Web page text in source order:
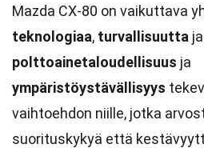
Mazda CX-80 on vaikuttava
teknologiaa, turvallisuutta ja
polttoainetaloudellisuus ja
ympäristöystävällisyys
vaihtoehdon niille, jotka
suorituskykyä että